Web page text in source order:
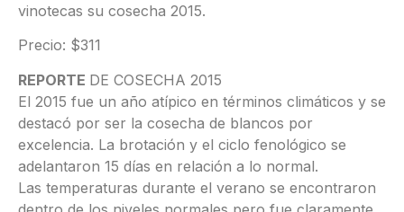
vinotecas su cosecha 2015.
Precio: $311
REPORTE DE COSECHA 2015
El 2015 fue un año atípico en términos climáticos y se
destacó por ser la cosecha de blancos por
excelencia. La brotación y el ciclo fenológico se
adelantaron 15 días en relación a lo normal.
Las temperaturas durante el verano se encontraron